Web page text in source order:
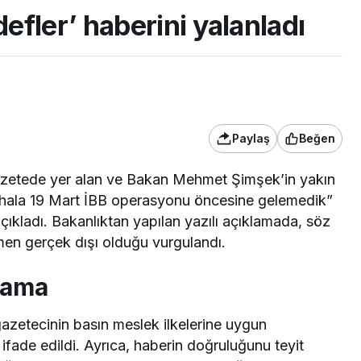
haberini yalanladı
Paylaş Beğen
yer alan ve Bakan Mehmet Şimşek’in yakın
19 Mart İBB operasyonu öncesine gelemedik”
. Bakanlıktan yapılan yazılı açıklamada, söz
gerçek dışı olduğu vurgulandı.
basın meslek ilkelerine uygun
ifade edildi. Ayrıca, haberin doğruluğunu teyit